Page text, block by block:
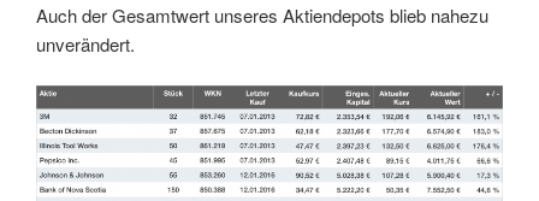
Auch der Gesamtwert unseres Aktiendepots blieb nahezu
unverändert.